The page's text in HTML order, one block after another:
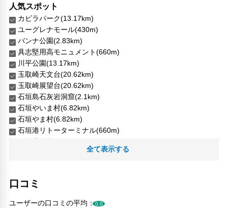
人気スポット
カビラパーク(13.17km)
ユーグレナモール(430m)
バンナ公園(2.83km)
具志堅用高モニュメント(660m)
川平公園(13.17km)
玉取崎天文台(20.62km)
玉取崎展望台(20.62km)
石垣島石灰岩洞窟(2.1km)
石垣やいま村(6.82km)
石垣やま村(6.82km)
石垣港リトーターミナル(660m)
全て表示する
口コミ
ユーザーの口コミの平均：0.0